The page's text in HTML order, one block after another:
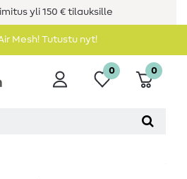
yli 150 € tilauksille
Mesh! Tutustu nyt!
0 0